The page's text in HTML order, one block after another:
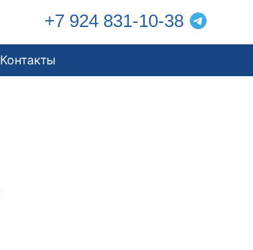
+7 924 831-10-38
Контакты